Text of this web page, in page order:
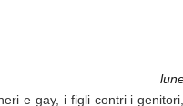
e gay, i figli contri i